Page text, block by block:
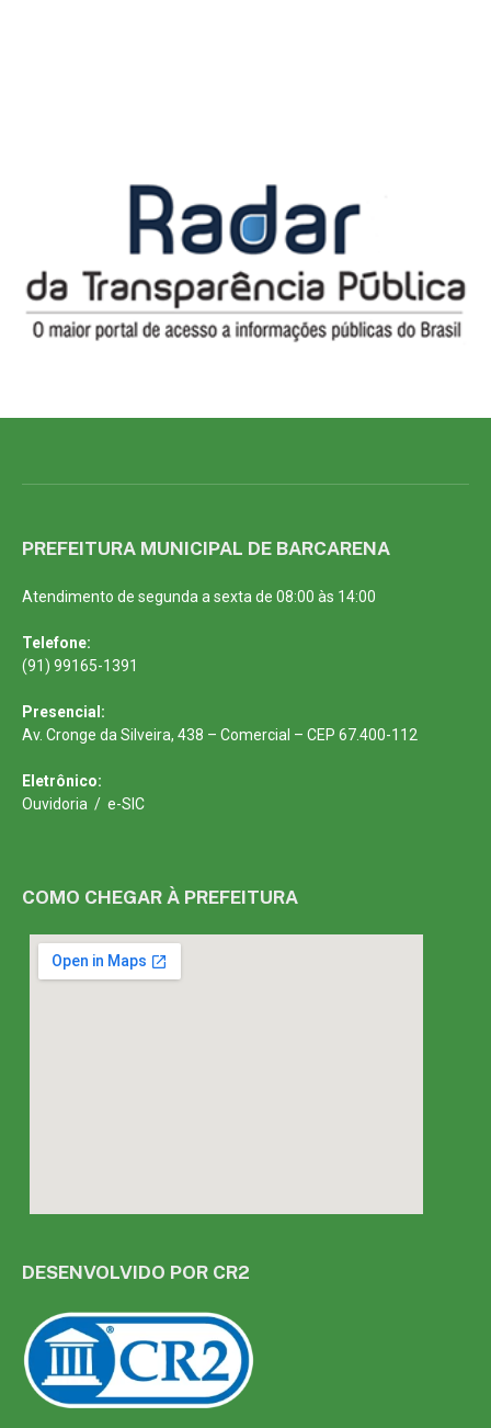
PREFEITURA MUNICIPAL DE BARCARENA
Atendimento de segunda a sexta de 08:00 às 14:00
Telefone:
(91) 99165-1391
Presencial:
Av. Cronge da Silveira, 438 – Comercial – CEP 67.400-112
Eletrônico:
Ouvidoria / e-SIC
COMO CHEGAR À PREFEITURA
DESENVOLVIDO POR CR2